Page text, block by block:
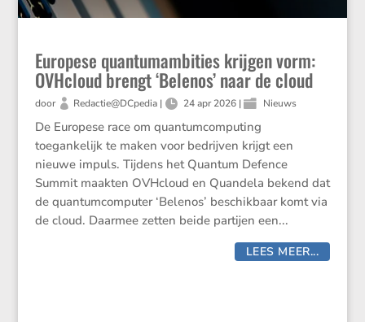
Europese quantumambities krijgen vorm:
OVHcloud brengt ‘Belenos’ naar de cloud
door Redactie@DCpedia| 24 apr 2026 | Nieuws
De Europese race om quantumcomputing
toegankelijk te maken voor bedrijven krijgt een
nieuwe impuls. Tijdens het Quantum Defence
Summit maakten OVHcloud en Quandela bekend dat
de quantumcomputer ‘Belenos’ beschikbaar komt via
de cloud. Daarmee zetten beide partijen een...
LEES MEER...